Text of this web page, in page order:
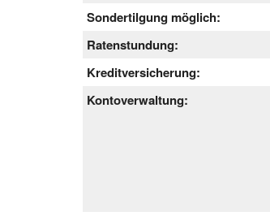
Sondertilgung möglich:
Ratenstundung:
Kreditversicherung:
Kontoverwaltung: